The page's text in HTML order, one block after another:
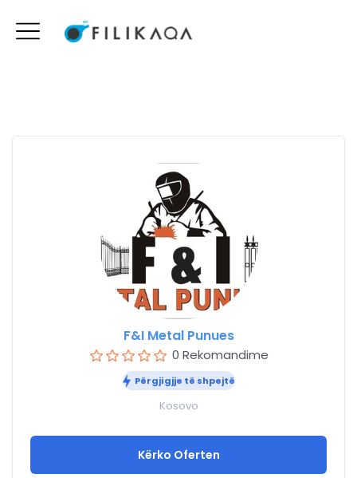
F&I Metal Punues
0 Rekomandime
Përgjigjje të shpejtë
Kosovo
Kërko Oferten